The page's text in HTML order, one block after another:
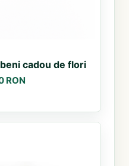
cadou de flori
RON